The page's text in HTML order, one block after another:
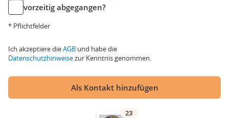
vorzeitig abgegangen?
* Pflichtfelder
Ich akzeptiere dieAGB und habe die
Datenschutzhinweisezur Kenntnis genommen.
Als Kontakt hinzufügen
23